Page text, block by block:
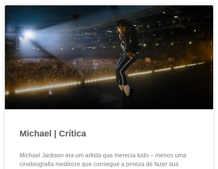
Michael | Crítica
Michael Jackson era um artista que merecia tudo – menos uma
cinebiografia medíocre que consegue a proeza de fazer sua